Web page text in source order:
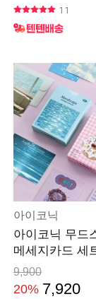
11
아이코닉
아이코닉 무드
메세지카드 세
9,900
20% 7,920